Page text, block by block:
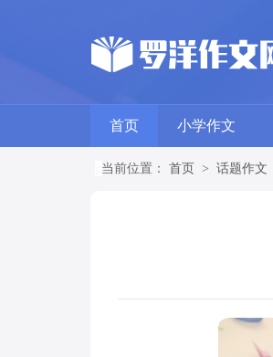
首页 小学作文
当前位置： 首页 > 话题作文